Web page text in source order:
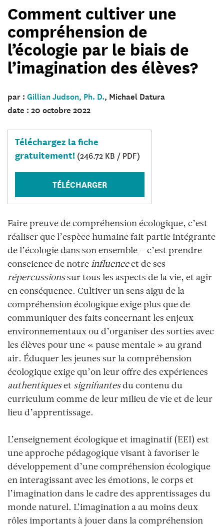
Comment cultiver une
compréhension de
l’écologie par le biais de
l’imagination des élèves?
par :Gillian Judson, Ph. D., Michael Datura
date : 20 octobre 2022
Téléchargez la fiche
gratuitement! (246.72 KB / PDF)
TÉLÉCHARGER
Faire preuve de compréhension écologique, c’est
réaliser que l’espèce humaine fait partie intégrante
de l’écologie dans son ensemble – c’est prendre
conscience de notre influenceet de ses
répercussionssur tous les aspects de la vie, et agir
en conséquence. Cultiver un sens aigu de la
compréhension écologique exige plus que de
communiquer des faits concernant les enjeux
environnementaux ou d’organiser des sorties avec
les élèves pour une « pause mentale » au grand
air. Éduquer les jeunes sur la compréhension
écologique exige qu’on leur offre des expériences
authentiqueset signifiantesdu contenu du
curriculum comme de leur milieu de vie et de leur
lieu d’apprentissage.
L’enseignement écologique et imaginatif (EEI) est
une approche pédagogique visant à favoriser le
développement d’une compréhension écologique
en interagissant avec les émotions, le corps et
l’imagination dans le cadre des apprentissages du
monde naturel. L’imagination a au moins deux
rôles importants à jouer dans la compréhension